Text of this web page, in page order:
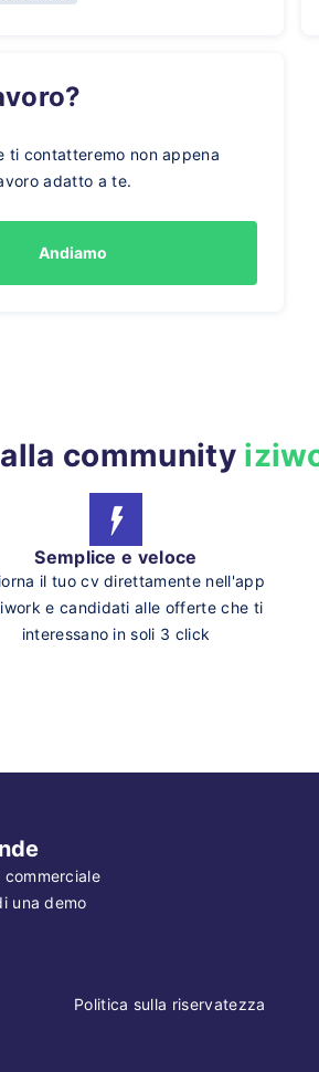
ti contatteremo non appena
adatto a te.
Andiamo
community
Semplice e veloce
il tuo cv direttamente nell'app
e candidati alle offerte che ti
interessano in soli 3 click
commerciale
una demo
Politica sulla riservatezza